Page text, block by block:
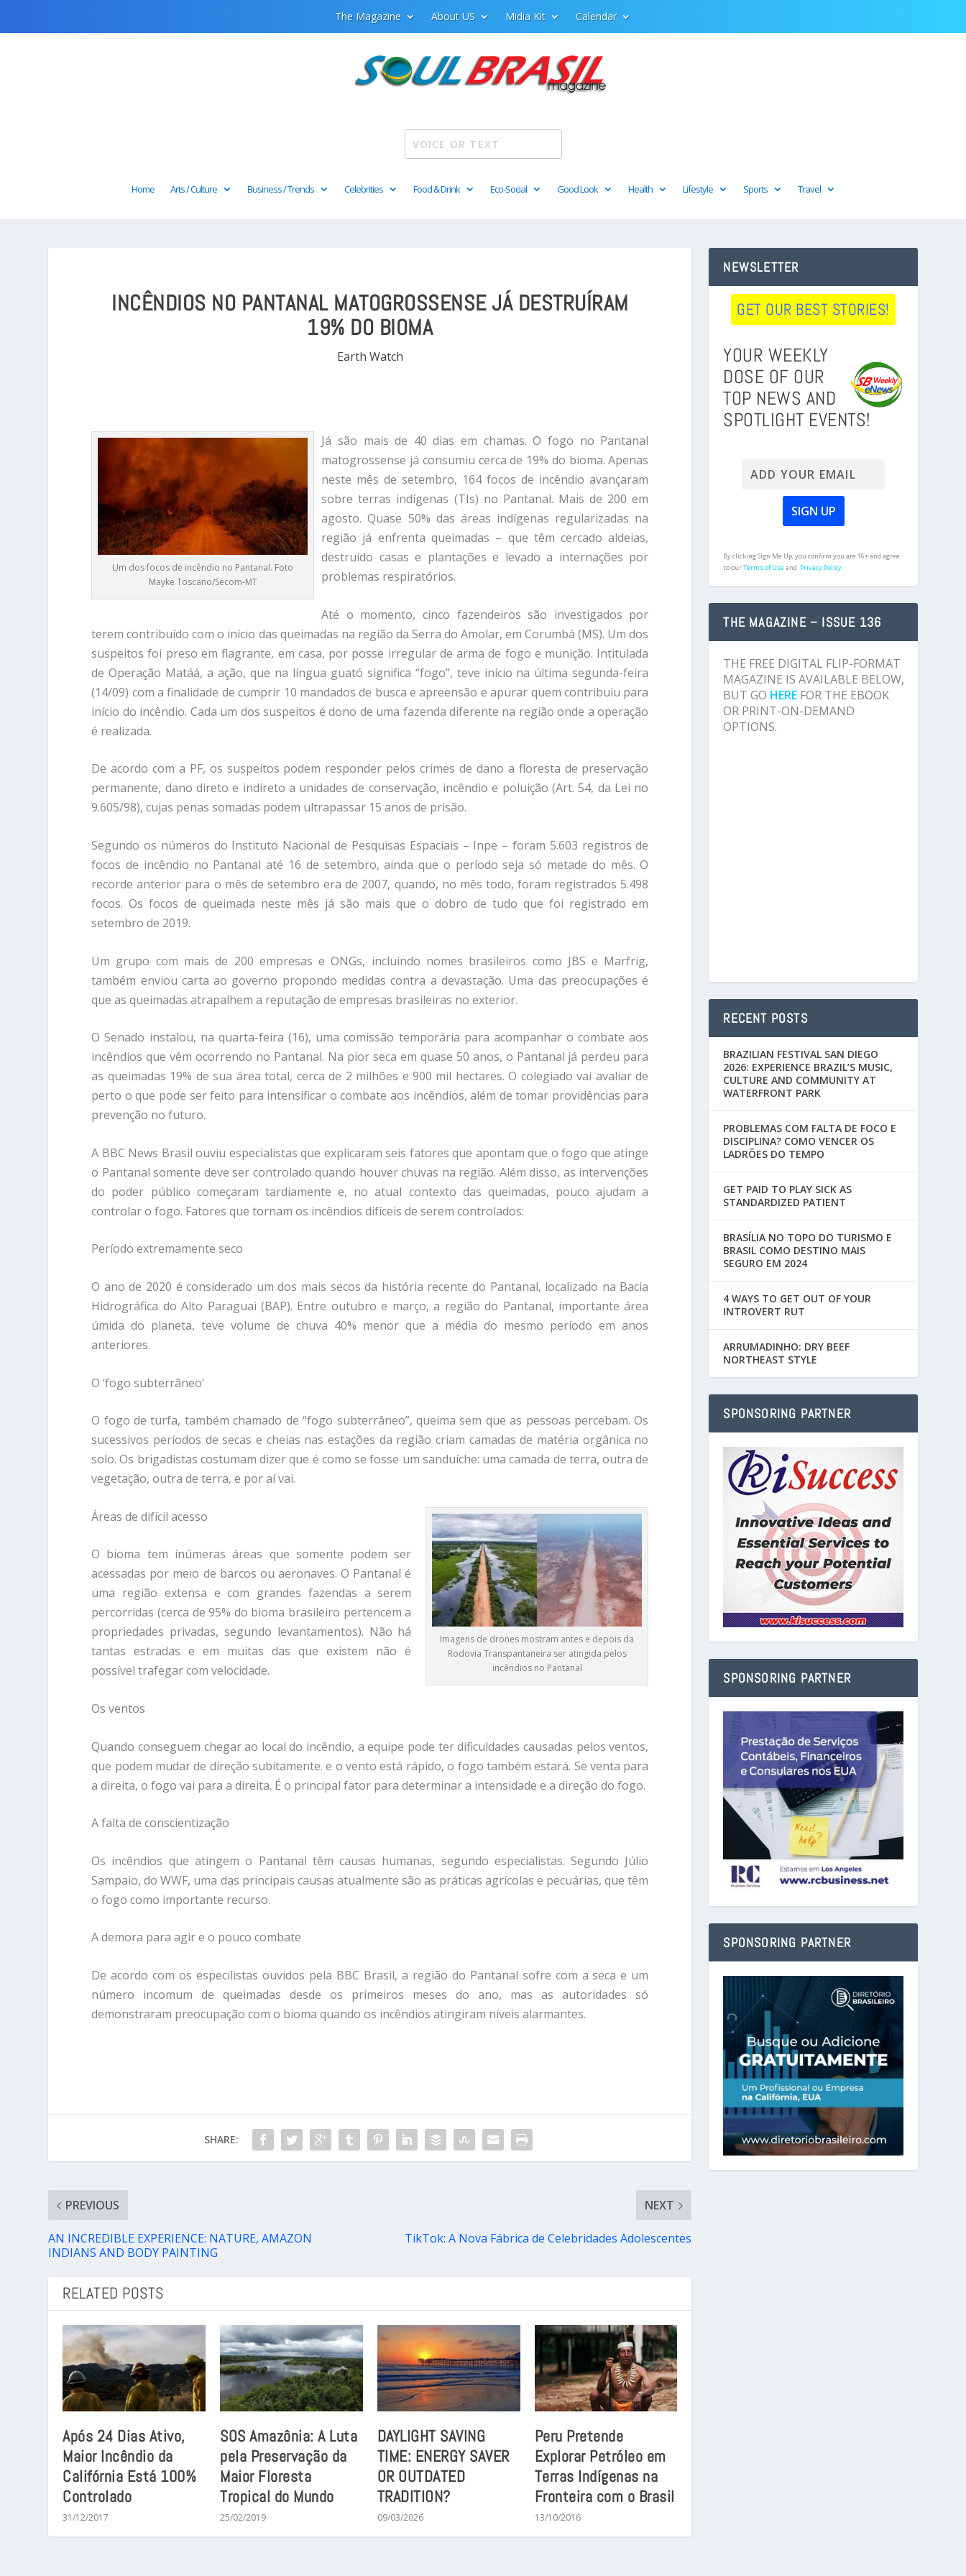
The Magazine About US Midia Kit Calendar
Home Arts / Culture Business / Trends Celebrities Food & Drink Eco-Social Good Look Health Lifestyle Sports Travel
INCÊNDIOS NO PANTANAL MATOGROSSENSE JÁ DESTRUÍRAM
19% DO BIOMA
Earth Watch
Um dos focos de incêndio no Pantanal. Foto
Mayke Toscano/Secom-MT
Já são mais de 40 dias em chamas. O fogo no Pantanal
matogrossense já consumiu cerca de 19% do bioma. Apenas
neste mês de setembro, 164 focos de incêndio avançaram
sobre terras indígenas (TIs) no Pantanal. Mais de 200 em
agosto. Quase 50% das áreas indígenas regularizadas na
região já enfrenta queimadas – que têm cercado aldeias,
destruído casas e plantações e levado a internações por
problemas respiratórios.
Até o momento, cinco fazendeiros são investigados por
terem contribuído com o início das queimadas na região da Serra do Amolar, em Corumbá (MS). Um dos
suspeitos foi preso em flagrante, em casa, por posse irregular de arma de fogo e munição. Intitulada
de Operação Matáá, a ação, que na língua guató significa “fogo”, teve início na última segunda-feira
(14/09) com a finalidade de cumprir 10 mandados de busca e apreensão e apurar quem contribuiu para
início do incêndio. Cada um dos suspeitos é dono de uma fazenda diferente na região onde a operação
é realizada.
De acordo com a PF, os suspeitos podem responder pelos crimes de dano a floresta de preservação
permanente, dano direto e indireto a unidades de conservação, incêndio e poluição (Art. 54, da Lei no
9.605/98), cujas penas somadas podem ultrapassar 15 anos de prisão.
Segundo os números do Instituto Nacional de Pesquisas Espaciais – Inpe – foram 5.603 registros de
focos de incêndio no Pantanal até 16 de setembro, ainda que o período seja só metade do mês. O
recorde anterior para o mês de setembro era de 2007, quando, no mês todo, foram registrados 5.498
focos. Os focos de queimada neste mês já são mais que o dobro de tudo que foi registrado em
setembro de 2019.
Um grupo com mais de 200 empresas e ONGs, incluindo nomes brasileiros como JBS e Marfrig,
também enviou carta ao governo propondo medidas contra a devastação. Uma das preocupações é
que as queimadas atrapalhem a reputação de empresas brasileiras no exterior.
O Senado instalou, na quarta-feira (16), uma comissão temporária para acompanhar o combate aos
incêndios que vêm ocorrendo no Pantanal. Na pior seca em quase 50 anos, o Pantanal já perdeu para
as queimadas 19% de sua área total, cerca de 2 milhões e 900 mil hectares. O colegiado vai avaliar de
perto o que pode ser feito para intensificar o combate aos incêndios, além de tomar providências para
prevenção no futuro.
A BBC News Brasil ouviu especialistas que explicaram seis fatores que apontam que o fogo que atinge
o Pantanal somente deve ser controlado quando houver chuvas na região. Além disso, as intervenções
do poder público começaram tardiamente e, no atual contexto das queimadas, pouco ajudam a
controlar o fogo. Fatores que tornam os incêndios difíceis de serem controlados:
Período extremamente seco
O ano de 2020 é considerado um dos mais secos da história recente do Pantanal, localizado na Bacia
Hidrográfica do Alto Paraguai (BAP). Entre outubro e março, a região do Pantanal, importante área
úmida do planeta, teve volume de chuva 40% menor que a média do mesmo período em anos
anteriores.
O ‘fogo subterrâneo’
O fogo de turfa, também chamado de “fogo subterrâneo”, queima sem que as pessoas percebam. Os
sucessivos períodos de secas e cheias nas estações da região criam camadas de matéria orgânica no
solo. Os brigadistas costumam dizer que é como se fosse um sanduíche: uma camada de terra, outra de
vegetação, outra de terra, e por aí vai.
Imagens de drones mostram antes e depois da
Rodovia Transpantaneira ser atingida pelos
incêndios no Pantanal
Áreas de difícil acesso
O bioma tem inúmeras áreas que somente podem ser
acessadas por meio de barcos ou aeronaves. O Pantanal é
uma região extensa e com grandes fazendas a serem
percorridas (cerca de 95% do bioma brasileiro pertencem a
propriedades privadas, segundo levantamentos). Não há
tantas estradas e em muitas das que existem não é
possível trafegar com velocidade.
Os ventos
Quando conseguem chegar ao local do incêndio, a equipe pode ter dificuldades causadas pelos ventos,
que podem mudar de direção subitamente. e o vento está rápido, o fogo também estará. Se venta para
a direita, o fogo vai para a direita. É o principal fator para determinar a intensidade e a direção do fogo.
A falta de conscientização
Os incêndios que atingem o Pantanal têm causas humanas, segundo especialistas. Segundo Júlio
Sampaio, do WWF, uma das principais causas atualmente são as práticas agrícolas e pecuárias, que têm
o fogo como importante recurso.
A demora para agir e o pouco combate
De acordo com os especilistas ouvidos pela BBC Brasil, a região do Pantanal sofre com a seca e um
número incomum de queimadas desde os primeiros meses do ano, mas as autoridades só
demonstraram preocupação com o bioma quando os incêndios atingiram níveis alarmantes.
SHARE:
PREVIOUS
AN INCREDIBLE EXPERIENCE: NATURE, AMAZON
INDIANS AND BODY PAINTING
NEXT
TikTok: A Nova Fábrica de Celebridades Adolescentes
RELATED POSTS
Após 24 Dias Ativo,
Maior Incêndio da
Califórnia Está 100%
Controlado
31/12/2017
SOS Amazônia: A Luta
pela Preservação da
Maior Floresta
Tropical do Mundo
25/02/2019
DAYLIGHT SAVING
TIME: ENERGY SAVER
OR OUTDATED
TRADITION?
09/03/2026
Peru Pretende
Explorar Petróleo em
Terras Indígenas na
Fronteira com o Brasil
13/10/2016
NEWSLETTER
GET OUR BEST STORIES!
YOUR WEEKLY
DOSE OF OUR
TOP NEWS AND
SPOTLIGHT EVENTS!
By clicking Sign Me Up, you confirm you are 16+ and agree
to ourTerms of Useand Privacy Policy.
THE MAGAZINE – ISSUE 136
THE FREE DIGITAL FLIP-FORMAT
MAGAZINE IS AVAILABLE BELOW,
BUT GO HERE FOR THE EBOOK
OR PRINT-ON-DEMAND
OPTIONS.
RECENT POSTS
BRAZILIAN FESTIVAL SAN DIEGO
2026: EXPERIENCE BRAZIL’S MUSIC,
CULTURE AND COMMUNITY AT
WATERFRONT PARK
PROBLEMAS COM FALTA DE FOCO E
DISCIPLINA? COMO VENCER OS
LADRÕES DO TEMPO
GET PAID TO PLAY SICK AS
STANDARDIZED PATIENT
BRASÍLIA NO TOPO DO TURISMO E
BRASIL COMO DESTINO MAIS
SEGURO EM 2024
4 WAYS TO GET OUT OF YOUR
INTROVERT RUT
ARRUMADINHO: DRY BEEF
NORTHEAST STYLE
SPONSORING PARTNER
SPONSORING PARTNER
SPONSORING PARTNER